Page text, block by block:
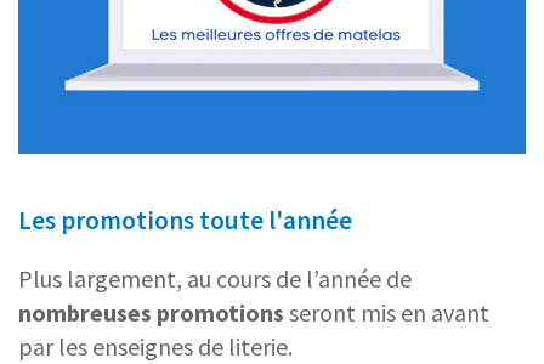
Les promotions toute l'année
Plus largement, au cours de l’année de
nombreuses promotions seront mis en avant
par les enseignes de literie.